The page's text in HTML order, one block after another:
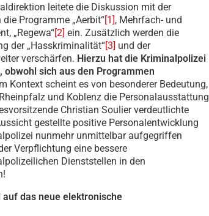
leitete die Diskussion mit der
Programme „Aerbit“[1], Mehrfach- und
„Regewa“[2] ein. Zusätzlich werden die
der „Hasskriminalität“[3] und der
verschärfen. Hierzu hat die Kriminalpolizei
sich aus den Programmen
Kontext scheint es von besonderer Bedeutung,
und Koblenz die Personalausstattung
Christian Soulier verdeutlichte
gestellte positive Personalentwicklung
nunmehr unmittelbar aufgegriffen
Verpflichtung eine bessere
Dienststellen in den
das neue elektronische